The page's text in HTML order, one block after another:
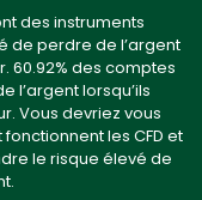
des instruments
de perdre de l’argent
60.92% des comptes
l’argent lorsqu’ils
Vous devriez vous
les CFD et
le risque élevé de